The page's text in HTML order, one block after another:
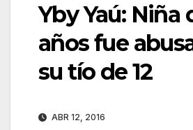
Yby Yaú: Niña
años fue
su tío de 12
ABR 12, 2016